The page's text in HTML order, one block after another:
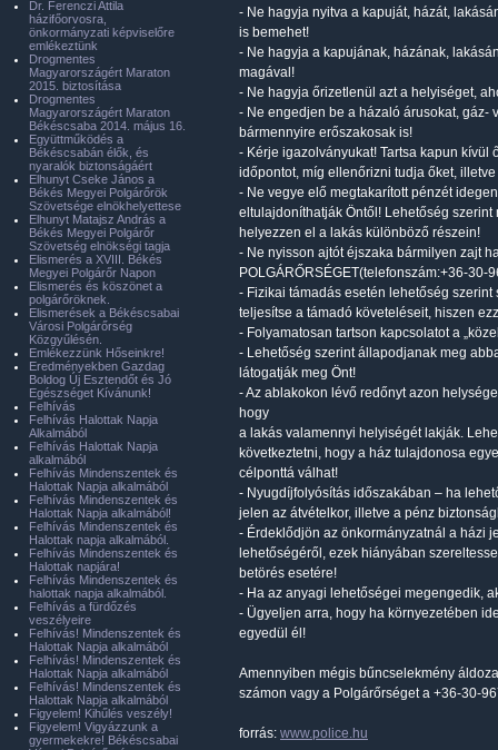
- Ne hagyja nyitva a kapuját, házát,
is bemehet!
- Ne hagyja a kapujának, házának,
magával!
- Ne hagyja őrizetlenül azt a helyiséget,
- Ne engedjen be a házaló árusokat, gáz-
bármennyire erőszakosak is!
- Kérje igazolványukat! Tartsa kapun
időpontot, míg ellenőrizni tudja őket,
- Ne vegye elő megtakarított pénzét
eltulajdoníthatják Öntől! Lehetőség
helyezzen el a lakás különböző részein!
- Ne nyisson ajtót éjszaka bármilyen zajt
POLGÁRŐRSÉGET(telefonszám:+36-30-
- Fizikai támadás esetén lehetőség
teljesítse a támadó követeléseit, hiszen
- Folyamatosan tartson kapcsolatot a
- Lehetőség szerint állapodjanak meg
látogatják meg Önt!
- Az ablakokon lévő redőnyt azon
hogy
a lakás valamennyi helyiségét lakják.
következtetni, hogy a ház tulajdonosa
célponttá válhat!
- Nyugdíjfolyósítás időszakában – ha
jelen az átvételkor, illetve a pénz
- Érdeklődjön az önkormányzatnál a házi
lehetőségéről, ezek hiányában
betörés esetére!
- Ha az anyagi lehetőségei megengedik,
- Ügyeljen arra, hogy ha környezetében
egyedül él!
Amennyiben mégis bűncselekmény
számon vagy a Polgárőrséget a +36-30-
forrás: www.police.hu
Dr. Ferenczi Attila
házifőorvosra,
önkormányzati képviselőre
emlékeztünk
Drogmentes
Magyarországért Maraton
2015. biztosítása
Drogmentes
Magyarországért Maraton
Békéscsaba 2014. május 16.
Együttműködés a
Békéscsabán élők, és
nyaralók biztonságáért
Elhunyt Cseke János a
Békés Megyei Polgárőrök
Szövetsége elnökhelyettese
Elhunyt Matajsz András a
Békés Megyei Polgárőr
Szövetség elnökségi tagja
Elismerés a XVIII. Békés
Megyei Polgárőr Napon
Elismerés és köszönet a
polgárőröknek.
Elismerések a Békéscsabai
Városi Polgárőrség
Közgyűlésén.
Emlékezzünk Hőseinkre!
Eredményekben Gazdag
Boldog Új Esztendőt és Jó
Egészséget Kívánunk!
Felhívás
Felhívás Halottak Napja
Alkalmából
Felhívás Halottak Napja
alkalmából
Felhívás Mindenszentek és
Halottak Napja alkalmából
Felhívás Mindenszentek és
Halottak Napja alkalmából!
Felhívás Mindenszentek és
Halottak napja alkalmából.
Felhívás Mindenszentek és
Halottak napjára!
Felhívás Mindenszentek és
halottak napja alkalmából.
Felhívás a fürdőzés
veszélyeire
Felhívás! Mindenszentek és
Halottak Napja alkalmából
Felhívás! Mindenszentek és
Halottak Napja alkalmából
Felhívás! Mindenszentek és
Halottak Napja alkalmából
Figyelem! Kihűlés veszély!
Figyelem! Vigyázzunk a
gyermekekre! Békéscsabai